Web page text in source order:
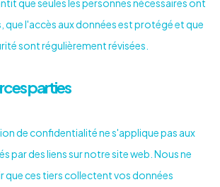
que seules les personnes nécessaires ont
que l'accès aux données est protégé et que
sont régulièrement révisées.
parties
de confidentialité ne s'applique pas aux
par des liens sur notre site web. Nous ne
que ces tiers collectent vos données